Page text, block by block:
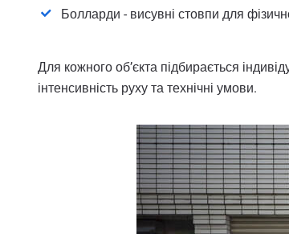
Болларди - висувні стовпи для
Для кожного об’єкта підбирається
інтенсивність руху та технічні умови.